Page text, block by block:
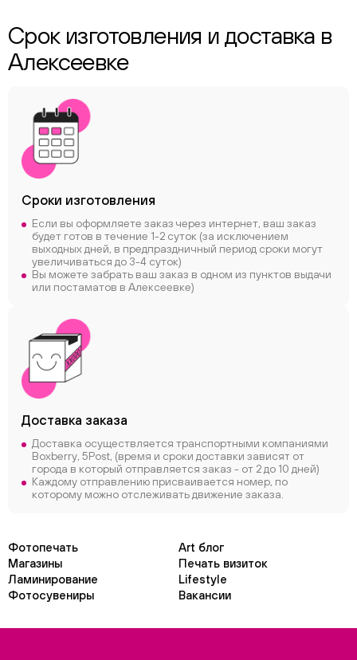
Срок изготовления и доставка в
Алексеевке
Сроки изготовления
Если вы оформляете заказ через интернет, ваш заказ
будет готов в течение 1-2 суток (за исключением
выходных дней, в предпраздничный период сроки могут
увеличиваться до 3-4 суток)
Вы можете забрать ваш заказ в одном из пунктов выдачи
или постаматов в Алексеевке)
Доставка заказа
Доставка осуществляется транспортными компаниями
Boxberry, 5Post, (время и сроки доставки зависят от
города в который отправляется заказ - от 2 до 10 дней)
Каждому отправлению присваивается номер, по
которому можно отслеживать движение заказа.
Фотопечать
Art блог
Магазины
Печать визиток
Ламинирование
Lifestyle
Фотосувениры
Вакансии